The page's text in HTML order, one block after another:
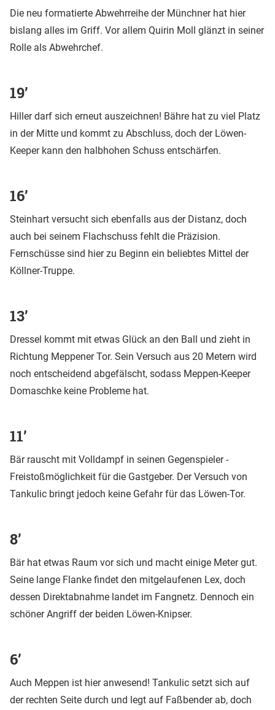
Die neu formatierte Abwehrreihe der Münchner hat hier
bislang alles im Griff. Vor allem Quirin Moll glänzt in seiner
Rolle als Abwehrchef.
19’
Hiller darf sich erneut auszeichnen! Bähre hat zu viel Platz
in der Mitte und kommt zu Abschluss, doch der Löwen-
Keeper kann den halbhohen Schuss entschärfen.
16’
Steinhart versucht sich ebenfalls aus der Distanz, doch
auch bei seinem Flachschuss fehlt die Präzision.
Fernschüsse sind hier zu Beginn ein beliebtes Mittel der
Köllner-Truppe.
13’
Dressel kommt mit etwas Glück an den Ball und zieht in
Richtung Meppener Tor. Sein Versuch aus 20 Metern wird
noch entscheidend abgefälscht, sodass Meppen-Keeper
Domaschke keine Probleme hat.
11’
Bär rauscht mit Volldampf in seinen Gegenspieler -
Freistoßmöglichkeit für die Gastgeber. Der Versuch von
Tankulic bringt jedoch keine Gefahr für das Löwen-Tor.
8’
Bär hat etwas Raum vor sich und macht einige Meter gut.
Seine lange Flanke findet den mitgelaufenen Lex, doch
dessen Direktabnahme landet im Fangnetz. Dennoch ein
schöner Angriff der beiden Löwen-Knipser.
6’
Auch Meppen ist hier anwesend! Tankulic setzt sich auf
der rechten Seite durch und legt auf Faßbender ab, doch